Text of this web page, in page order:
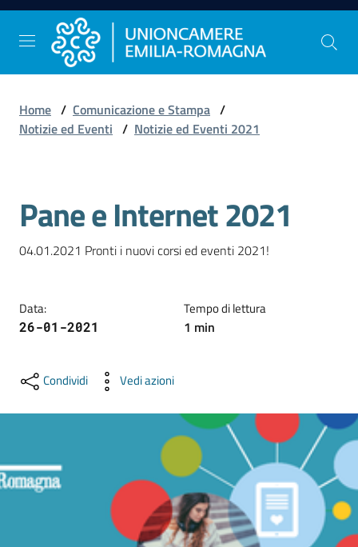
Vai al contenuto
Vai alla navigazione
Vai al footer
Comunicazione
Studi
e
Orientamento
lavoro
Innovazione
Internazionalizzazione
Home / Comunicazione e Stampa /
Notizie ed Eventi / Notizie ed Eventi 2021
Salta al contenuto
Pane e Internet 2021
04.01.2021 Pronti i nuovi corsi ed eventi 2021!
Data:
26-01-2021
Tempo di lettura
1 min
Condividi Vedi azioni